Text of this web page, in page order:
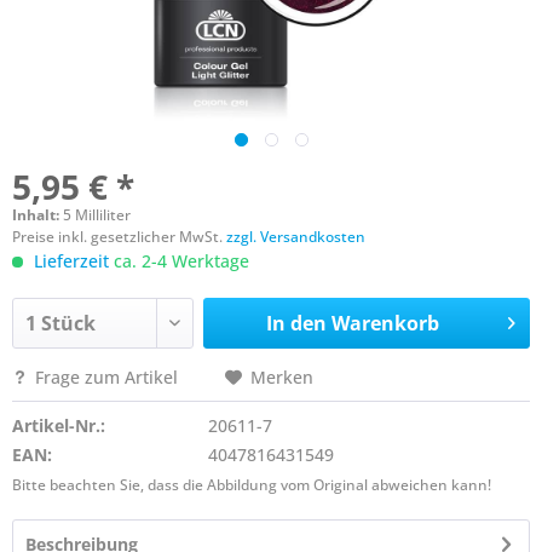
5,95 € *
Inhalt: 5 Milliliter
Preise inkl. gesetzlicher MwSt.zzgl. Versandkosten
Lieferzeit ca. 2-4 Werktage
In den Warenkorb
Frage zum Artikel Merken
Artikel-Nr.:
20611-7
EAN:
4047816431549
Bitte beachten Sie, dass die Abbildung vom Original abweichen kann!
Beschreibung